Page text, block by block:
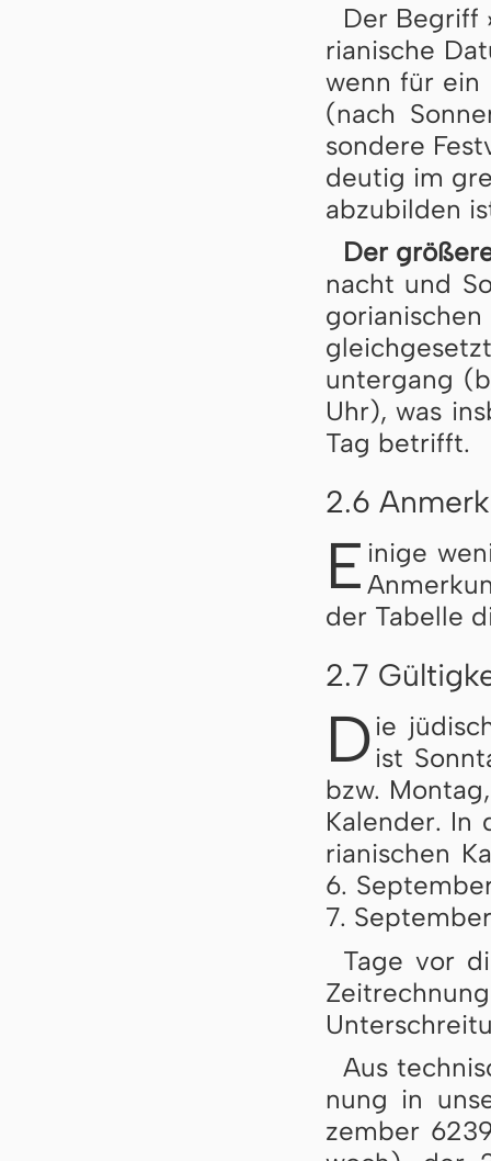
Der Begriff
ri­a­ni­sche
wenn für ein
(nach
son­de­re
deu­tig im
ab­zu­bil­den
Der
nacht und
un­ter­gang
Uhr), was
Tag be­trifft.
2.6
E inige
der Ta­bel­le
2.7
D ie
ist
bzw.
Ka­len­der.
ri­a­ni­schen
6.
7.
Tage vor
Aus
nung in
zem­ber